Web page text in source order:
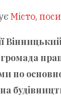
Місто,
по